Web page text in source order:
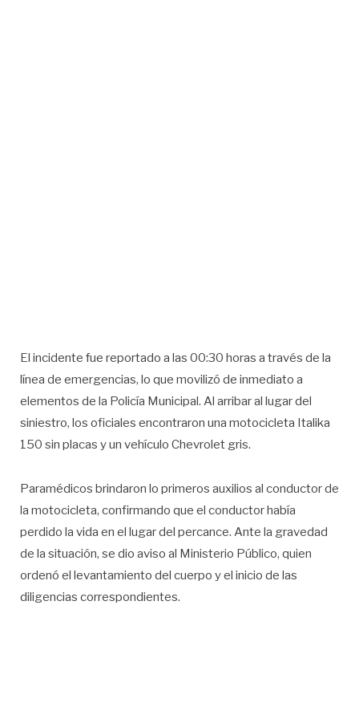
El incidente fue reportado a las 00:30 horas a través de la
línea de emergencias, lo que movilizó de inmediato a
elementos de la Policía Municipal. Al arribar al lugar del
siniestro, los oficiales encontraron una motocicleta Italika
150 sin placas y un vehículo Chevrolet gris.
Paramédicos brindaron lo primeros auxilios al conductor de
la motocicleta, confirmando que el conductor había
perdido la vida en el lugar del percance. Ante la gravedad
de la situación, se dio aviso al Ministerio Público, quien
ordenó el levantamiento del cuerpo y el inicio de las
diligencias correspondientes.